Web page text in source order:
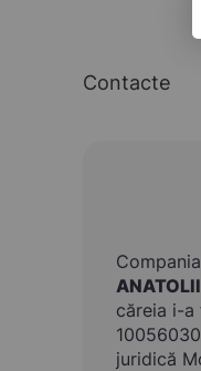
Contacte
ANATOLII
căreia i-
juridică